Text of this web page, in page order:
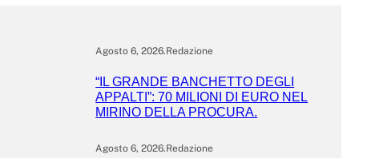
Agosto 6, 2026.Redazione
“IL GRANDE BANCHETTO DEGLI
APPALTI”: 70 MILIONI DI EURO NEL
MIRINO DELLA PROCURA.
Agosto 6, 2026.Redazione